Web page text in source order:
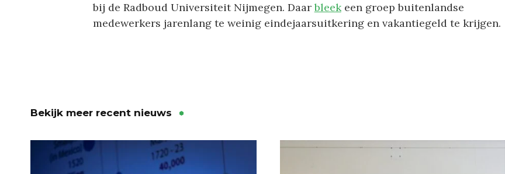
bij de Radboud Universiteit Nijmegen. Daarbleekeen groep buitenlandse
medewerkers jarenlang te weinig eindejaarsuitkering en vakantiegeld te krijgen.
Bekijk meer recent nieuws